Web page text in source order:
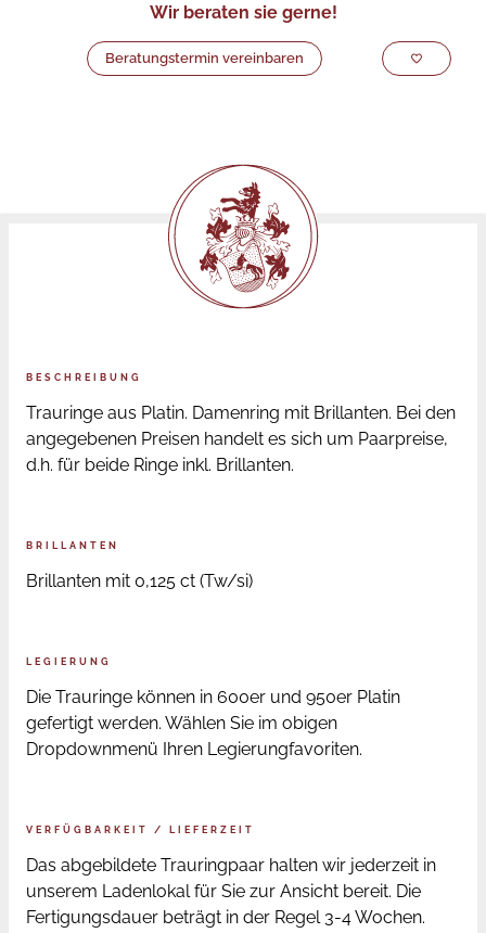
Wir beraten sie gerne!
Beratungstermin vereinbaren
BESCHREIBUNG
Trauringe aus Platin. Damenring mit Brillanten. Bei den
angegebenen Preisen handelt es sich um Paarpreise,
d.h. für beide Ringe inkl. Brillanten.
BRILLANTEN
Brillanten mit 0,125 ct (Tw/si)
LEGIERUNG
Die Trauringe können in 600er und 950er Platin
gefertigt werden. Wählen Sie im obigen
Dropdownmenü Ihren Legierungfavoriten.
VERFÜGBARKEIT / LIEFERZEIT
Das abgebildete Trauringpaar halten wir jederzeit in
unserem Ladenlokal für Sie zur Ansicht bereit. Die
Fertigungsdauer beträgt in der Regel 3-4 Wochen.